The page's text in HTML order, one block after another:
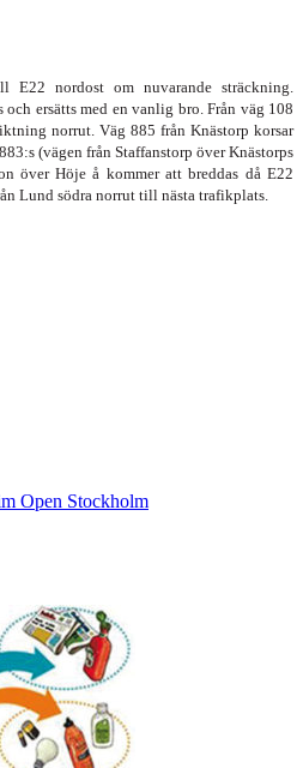
nordost om nuvarande sträckning.
ersätts med en vanlig bro. Från väg 108
norrut. Väg 885 från Knästorp korsar
(vägen från Staffanstorp över Knästorps
över Höje å kommer att breddas då E22
Lund södra norrut till nästa trafikplats.
Open Stockholm